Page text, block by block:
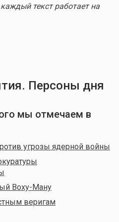
текст работает на
Персоны дня
мы отмечаем в
угрозы ядерной войны
Воху-Ману
веригам